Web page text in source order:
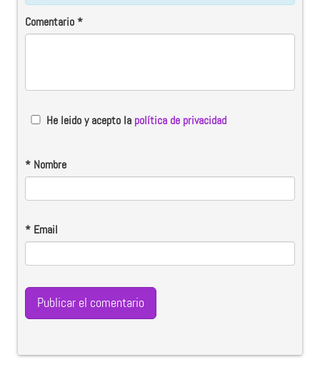
Comentario*
He leido y acepto la política de privacidad
* Nombre
* Email